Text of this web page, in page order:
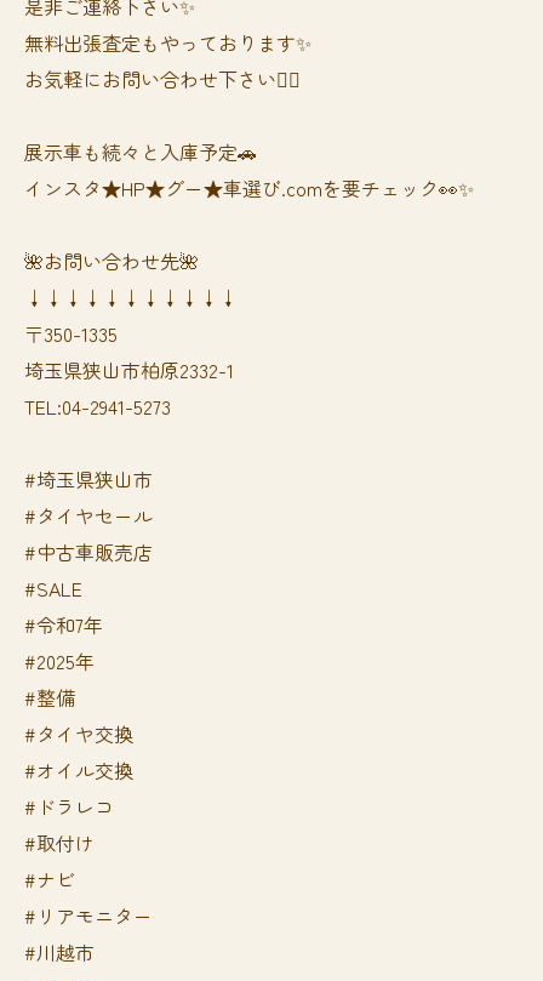
是非ご連絡下さい✨
無料出張査定もやっております✨
お気軽にお問い合わせ下さい🙆‍♀️
展示車も続々と入庫予定🚗
インスタ★HP★グー★車選び.comを要チェック👀✨
🌺お問い合わせ先🌺
↓↓↓↓↓↓↓↓↓↓↓
〒350-1335
埼玉県狭山市柏原2332-1
TEL:04-2941-5273
#埼玉県狭山市
#タイヤセール
#中古車販売店
#SALE
#令和7年
#2025年
#整備
#タイヤ交換
#オイル交換
#ドラレコ
#取付け
#ナビ
#リアモニター
#川越市